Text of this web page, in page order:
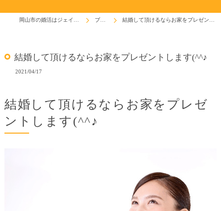
ブログ 結婚して頂けるならお家をプレゼントします(^^♪
結婚して頂けるならお家をプレゼントします(^^♪
2021/04/17
結婚して頂けるならお家をプレゼ
ントします(^^♪